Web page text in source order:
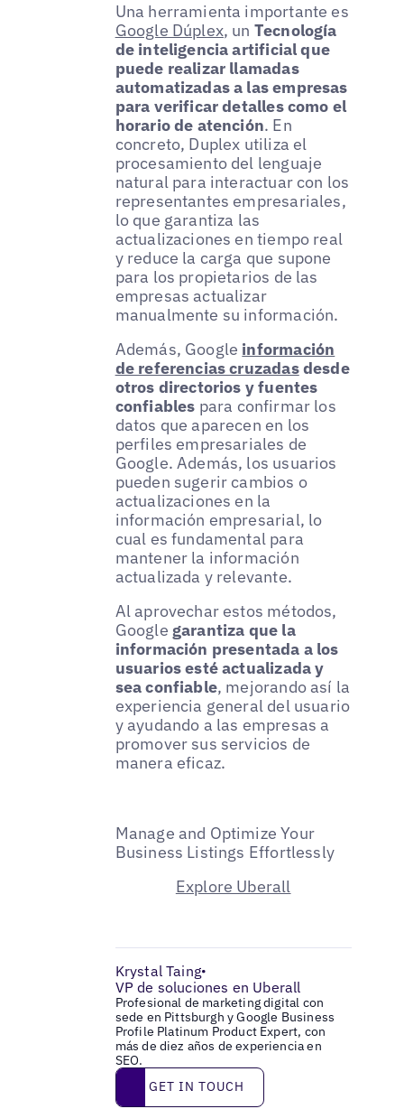
Una herramienta importante es
Google Dúplex, un Tecnología
de inteligencia artificial que
puede realizar llamadas
automatizadas a las empresas
para verificar detalles como el
horario de atención. En
concreto, Duplex utiliza el
procesamiento del lenguaje
natural para interactuar con los
representantes empresariales,
lo que garantiza las
actualizaciones en tiempo real
y reduce la carga que supone
para los propietarios de las
empresas actualizar
manualmente su información.
Además, Google información
de referencias cruzadasdesde
otros directorios y fuentes
confiables para confirmar los
datos que aparecen en los
perfiles empresariales de
Google. Además, los usuarios
pueden sugerir cambios o
actualizaciones en la
información empresarial, lo
cual es fundamental para
mantener la información
actualizada y relevante.
Al aprovechar estos métodos,
Google garantiza que la
información presentada a los
usuarios esté actualizada y
sea confiable, mejorando así la
experiencia general del usuario
y ayudando a las empresas a
promover sus servicios de
manera eficaz.
Manage and Optimize Your
Business Listings Effortlessly
Explore Uberall
Krystal Taing•
VP de soluciones en Uberall
Profesional de marketing digital con
sede en Pittsburgh y Google Business
Profile Platinum Product Expert, con
más de diez años de experiencia en
SEO.
Get in touch
GET IN TOUCH